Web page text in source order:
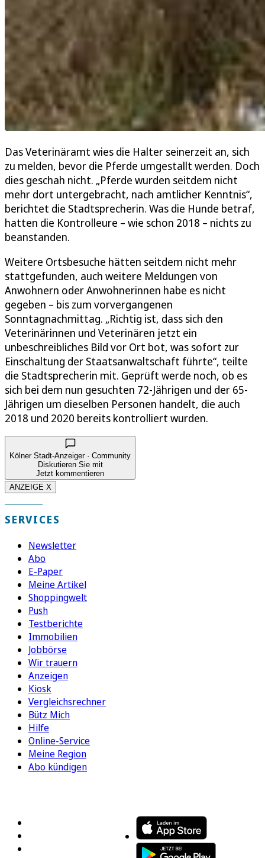
Das Veterinäramt wies die Halter seinerzeit an, sich
zu melden, bevor die Pferde umgestallt werden. Doch
dies geschah nicht. „Pferde wurden seitdem nicht
mehr dort untergebracht, nach amtlicher Kenntnis“,
berichtet die Stadtsprecherin. Was die Hunde betraf,
hatten die Kontrolleure – wie schon 2018 – nichts zu
beanstanden.
Weitere Ortsbesuche hätten seitdem nicht mehr
stattgefunden, auch weitere Meldungen von
Anwohnern oder Anwohnerinnen habe es nicht
gegeben – bis zum vorvergangenen
Sonntagnachmittag. „Richtig ist, dass sich den
Veterinärinnen und Veterinären jetzt ein
unbeschreibliches Bild vor Ort bot, was sofort zur
Einschaltung der Staatsanwaltschaft führte“, teilte
die Stadtsprecherin mit. Geprüft werde noch, ob es
sich bei dem nun gesuchten 72-Jährigen und der 65-
Jährigen um dieselben Personen handelt, die auch
2018 und 2020 bereits kontrolliert wurden.
Kölner Stadt-Anzeiger · Community
Diskutieren Sie mit
Jetzt kommentieren
ANZEIGE X
SERVICES
Newsletter
Abo
E-Paper
Meine Artikel
Shoppingwelt
Push
Testberichte
Immobilien
Jobbörse
Wir trauern
Anzeigen
Kiosk
Vergleichsrechner
Bütz Mich
Hilfe
Online-Service
Meine Region
Abo kündigen